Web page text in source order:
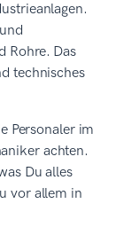
Rohre. Das
technisches
Personaler im
achten.
Du alles
vor allem in